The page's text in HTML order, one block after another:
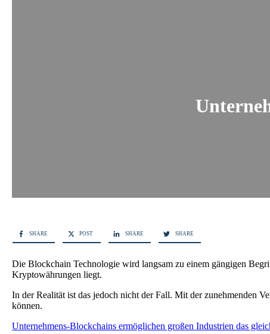
SHARE POST SHARE SHARE
Die Blockchain Technologie wird langsam zu einem gängigen
Kryptowährungen liegt.
In der Realität ist das jedoch nicht der Fall. Mit der zunehmenden
können.
Unternehmens-Blockchains ermöglichen großen Industrien das